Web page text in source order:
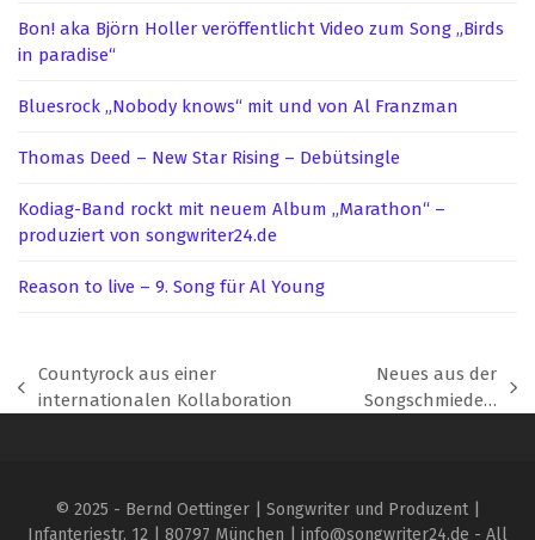
Bon! aka Björn Holler veröffentlicht Video zum Song „Birds
in paradise“
Bluesrock „Nobody knows“ mit und von Al Franzman
Thomas Deed – New Star Rising – Debütsingle
Kodiag-Band rockt mit neuem Album „Marathon“ –
produziert von songwriter24.de
Reason to live – 9. Song für Al Young
vorheriger
Countyrock aus einer
internationalen Kollaboration
Nächster
Neues aus der
Songschmiede…
© 2025 - Bernd Oettinger | Songwriter und Produzent |
Infanteriestr. 12 | 80797 München | info@songwriter24.de - All